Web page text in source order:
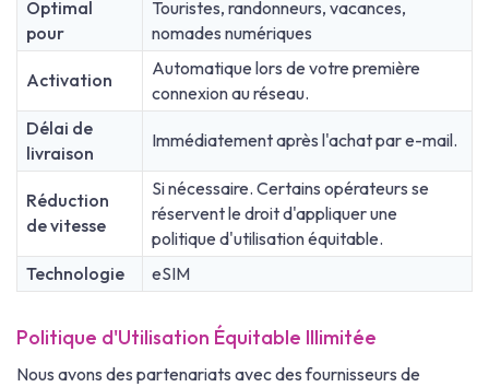
Optimal
pour
Touristes, randonneurs, vacances,
nomades numériques
Activation
Automatique lors de votre première
connexion au réseau.
Délai de
livraison
Immédiatement après l'achat par e-mail.
Réduction
de vitesse
Si nécessaire. Certains opérateurs se
réservent le droit d'appliquer une
politique d'utilisation équitable.
Technologie
eSIM
Politique d'Utilisation Équitable Illimitée
Nous avons des partenariats avec des fournisseurs de